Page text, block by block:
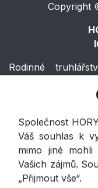
Copyright
Rodinné
Voleč 133,
777 280 880
Společnost
Váš souhlas k
mimo jiné
Vašich zájmů.
„Přijmout vše“.